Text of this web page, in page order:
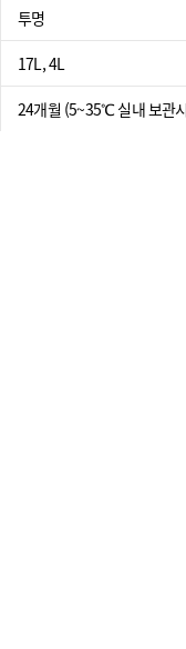
투명
17L, 4L
24개월 (5~35℃ 실내 보관